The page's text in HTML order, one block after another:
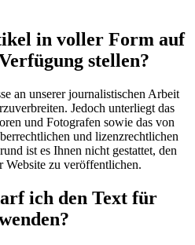
in voller Form auf
stellen?
an unserer journalistischen Arbeit
Jedoch unterliegt das
und Fotografen sowie das von
und lizenzrechtlichen
ist es Ihnen nicht gestattet, den
zu veröffentlichen.
ich den Text für